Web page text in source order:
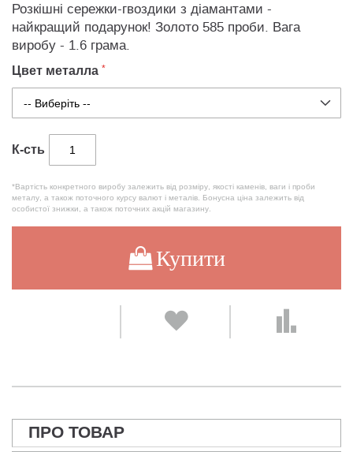
Розкішні сережки-гвоздики з діамантами -
найкращий подарунок! Золото 585 проби. Вага
виробу - 1.6 грама.
Цвет металла
К-сть
*Вартість конкретного виробу залежить від розміру, якості каменів, ваги і проби
металу, а також поточного курсу валют і металів. Бонусна ціна залежить від
особистої знижки, а також поточних акцій магазину.
Купити
ПРО ТОВАР